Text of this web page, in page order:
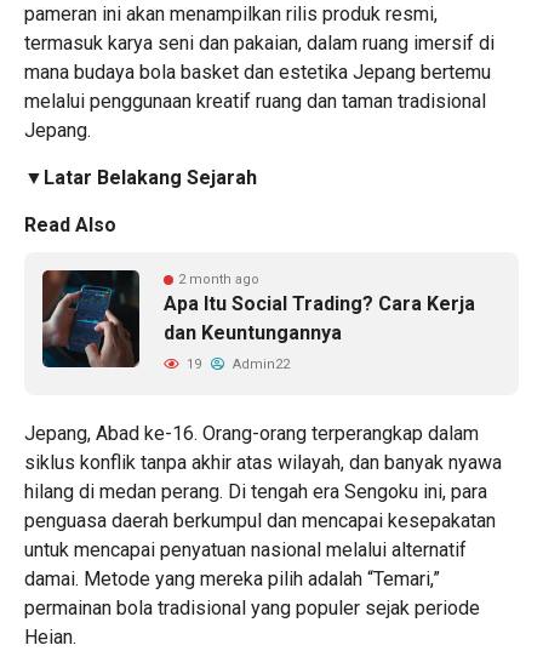
pameran ini akan menampilkan rilis produk resmi,
termasuk karya seni dan pakaian, dalam ruang imersif di
mana budaya bola basket dan estetika Jepang bertemu
melalui penggunaan kreatif ruang dan taman tradisional
Jepang.
▼Latar Belakang Sejarah
Read Also
2 month ago
Apa Itu Social Trading? Cara Kerja
dan Keuntungannya
19 Admin22
Jepang, Abad ke-16. Orang-orang terperangkap dalam
siklus konflik tanpa akhir atas wilayah, dan banyak nyawa
hilang di medan perang. Di tengah era Sengoku ini, para
penguasa daerah berkumpul dan mencapai kesepakatan
untuk mencapai penyatuan nasional melalui alternatif
damai. Metode yang mereka pilih adalah “Temari,”
permainan bola tradisional yang populer sejak periode
Heian.